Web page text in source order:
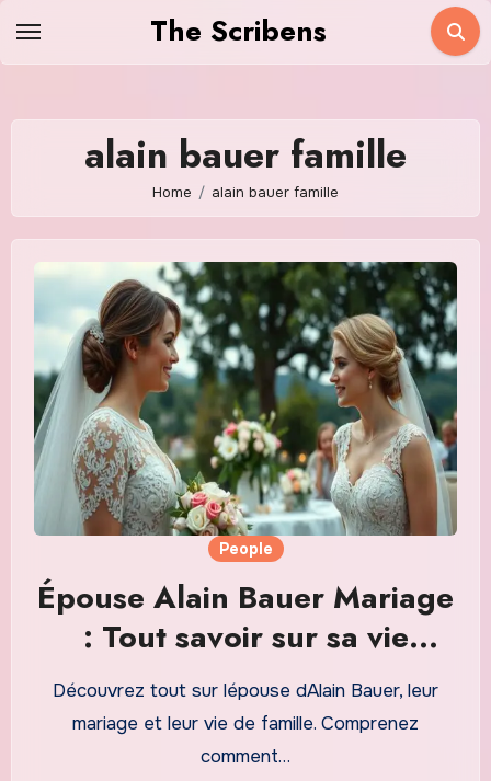
The Scribens
alain bauer famille
Home alain bauer famille
People
Épouse Alain Bauer Mariage
: Tout savoir sur sa vie
privée et sa famille
Découvrez tout sur lépouse dAlain Bauer, leur
mariage et leur vie de famille. Comprenez
comment…